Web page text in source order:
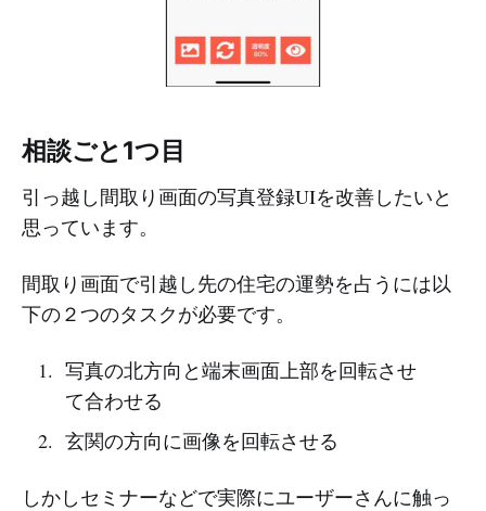
相談ごと1つ目
引っ越し間取り画面の写真登録UIを改善したいと
思っています。
間取り画面で引越し先の住宅の運勢を占うには以
下の２つのタスクが必要です。
写真の北方向と端末画面上部を回転させ
て合わせる
玄関の方向に画像を回転させる
しかしセミナーなどで実際にユーザーさんに触っ